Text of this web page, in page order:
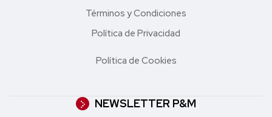
Términos y Condiciones
Política de Privacidad
Política de Cookies
NEWSLETTER P&M